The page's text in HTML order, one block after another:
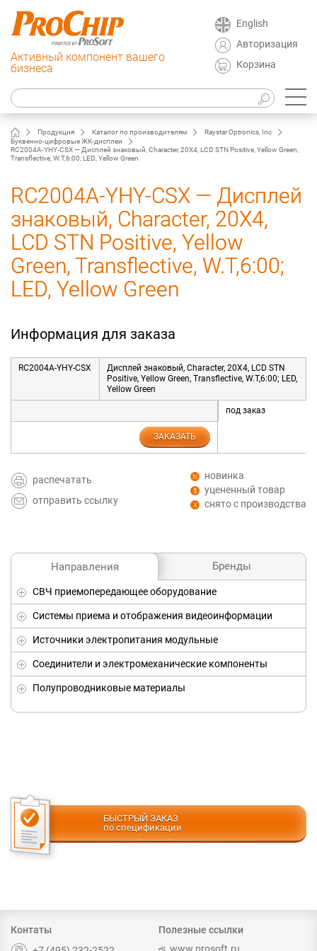
Активный компонент вашего
бизнеса
English
Авторизация
Корзина
Продукция Каталог по производителям
Raystar Optronics, Inc
Буквенно-цифровые ЖК-дисплеи
RC2004A-YHY-CSX — Дисплей знаковый, Character, 20X4, LCD STN Positive, Yellow Green,
Transflective, W.T,6:00; LED, Yellow Green
Направления Бренды
СВЧ приемопередающее оборудование
Системы приема и отображения видеоинформации
Источники электропитания модульные
Соединители и электромеханические компоненты
Полупроводниковые материалы
БЫСТРЫЙ ЗАКАЗ
по спецификации
RC2004A-YHY-CSX — Дисплей
знаковый, Character, 20X4,
LCD STN Positive, Yellow
Green, Transflective, W.T,6:00;
LED, Yellow Green
Информация для заказа
RC2004A-YHY-CSX
Дисплей знаковый, Character, 20X4, LCD STN
Positive, Yellow Green, Transflective, W.T,6:00; LED,
Yellow Green
под заказ
ЗАКАЗАТЬ
распечатать
отправить ссылку
новинка
уцененный товар
снято с производства
Контаты
Полезные ссылки